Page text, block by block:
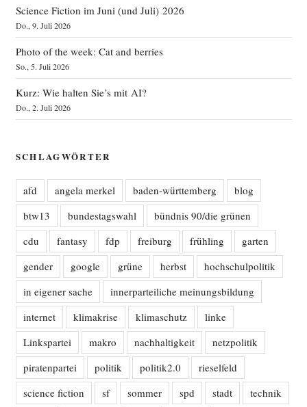
Science Fiction im Juni (und Juli) 2026
Do., 9. Juli 2026
Photo of the week: Cat and berries
So., 5. Juli 2026
Kurz: Wie halten Sie’s mit AI?
Do., 2. Juli 2026
SCHLAGWÖRTER
afd angela merkel baden-württemberg
blog
btw13
bundestagswahl
bündnis 90/die grünen
cdu
fantasy fdp freiburg frühling
garten
gender
google grüne herbst
hochschulpolitik
in eigener sache
innerparteiliche meinungsbildung
internet
klimakrise klimaschutz
linke
Linkspartei
makro nachhaltigkeit
netzpolitik
piratenpartei
politik politik2.0
rieselfeld
science fiction
sf sommer spd stadt
technik